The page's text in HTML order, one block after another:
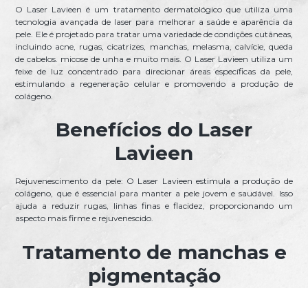
O Laser Lavieen é um tratamento dermatológico que utiliza uma
tecnologia avançada de laser para melhorar a saúde e aparência da
pele. Ele é projetado para tratar uma variedade de condições cutâneas,
incluindo acne, rugas, cicatrizes, manchas, melasma, calvície, queda
de cabelos. micose de unha e muito mais. O Laser Lavieen utiliza um
feixe de luz concentrado para direcionar áreas específicas da pele,
estimulando a regeneração celular e promovendo a produção de
colágeno.
Benefícios do Laser
Lavieen
Rejuvenescimento da pele: O Laser Lavieen estimula a produção de
colágeno, que é essencial para manter a pele jovem e saudável. Isso
ajuda a reduzir rugas, linhas finas e flacidez, proporcionando um
aspecto mais firme e rejuvenescido.
Tratamento de manchas e
pigmentação